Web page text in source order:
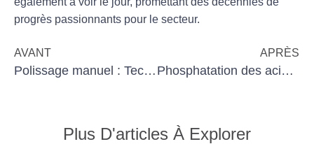
progrès passionnants pour le secteur.
AVANT
Polissage manuel : Techniques et avantages
APRÈS
Phosphatation des aciers pour la corrosion
Plus D'articles À Explorer